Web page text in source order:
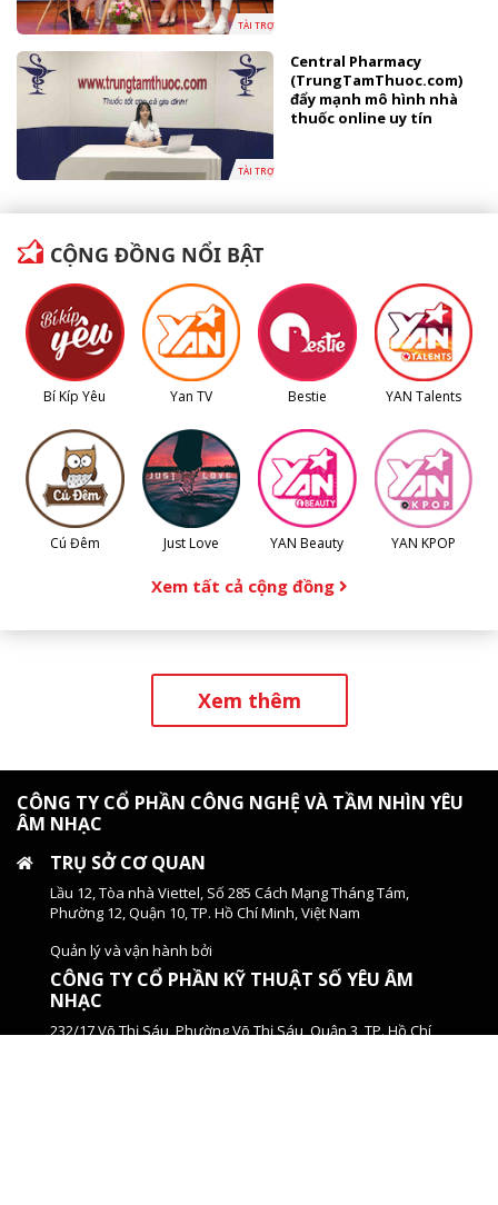
TÀI TRỢ
TÀI TRỢ
Central Pharmacy
(TrungTamThuoc.com)
đẩy mạnh mô hình nhà
thuốc online uy tín
CỘNG ĐỒNG NỔI BẬT
Bí Kíp Yêu Yan TV Bestie YAN Talents
Cú Đêm Just Love YAN Beauty YAN KPOP
Xem tất cả cộng đồng
Xem thêm
CÔNG TY CỔ PHẦN CÔNG NGHỆ VÀ TẦM NHÌN YÊU
ÂM NHẠC
TRỤ SỞ CƠ QUAN
Lầu 12, Tòa nhà Viettel, Số 285 Cách Mạng Tháng Tám,
Phường 12, Quận 10, TP. Hồ Chí Minh, Việt Nam
Quản lý và vận hành bởi
CÔNG TY CỔ PHẦN KỸ THUẬT SỐ YÊU ÂM
NHẠC
232/17 Võ Thị Sáu, Phường Võ Thị Sáu, Quận 3, TP. Hồ Chí